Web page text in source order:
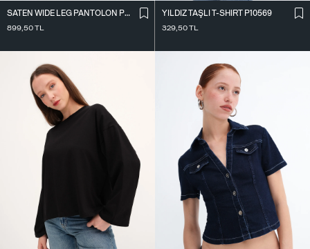
SATEN WIDE LEG PANTOLON PN17298
899,50TL
YILDIZ TAŞLI T-SHIRT P10569
329,50TL